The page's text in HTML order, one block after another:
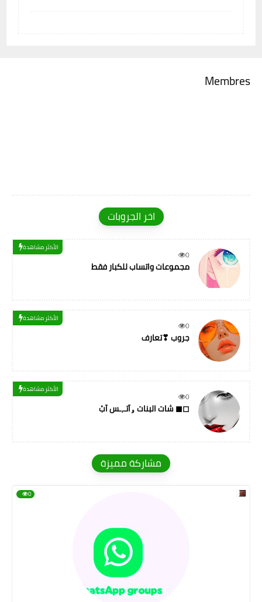
Membres
اخر الجروبات
0
الأكثر مشاهدة
مجموعات واتساب للكبار فقط
0
الأكثر مشاهدة
جروب ❣تعارف
0
الأكثر مشاهدة
شات البنات ۅآتـ,ـس آبْ ◼◻
مشاركة مميزة
0